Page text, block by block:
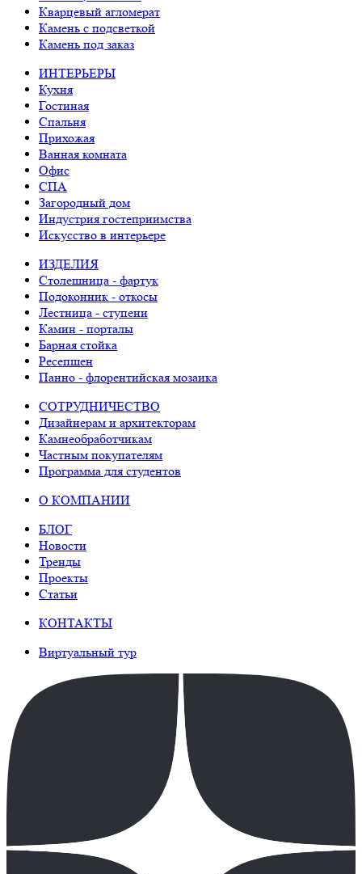
Кварцевый агломерат
Камень с подсветкой
Камень под заказ
ИНТЕРЬЕРЫ
Кухня
Гостиная
Спальня
Прихожая
Ванная комната
Офис
СПА
Загородный дом
Индустрия гостеприимства
Искусство в интерьере
ИЗДЕЛИЯ
Столешница - фартук
Подоконник - откосы
Лестница - ступени
Камин - порталы
Барная стойка
Ресепшен
Панно - флорентийская мозаика
СОТРУДНИЧЕСТВО
Дизайнерам и архитекторам
Камнеобработчикам
Частным покупателям
Программа для студентов
О КОМПАНИИ
БЛОГ
Новости
Тренды
Проекты
Статьи
КОНТАКТЫ
Виртуальный тур